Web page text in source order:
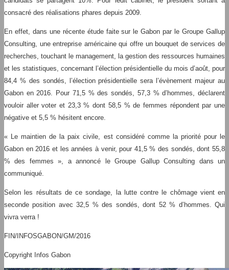
consacré des réalisations phares depuis 2009.
En effet, dans une récente étude faite sur le Gabon par le Groupe Gallup
Consulting, une entreprise américaine qui offre un bouquet de services de
recherches, touchant le management, la gestion des ressources humaines
et les statistiques, concernant l’élection présidentielle du mois d’août, pour
84,4 % des sondés, l’élection présidentielle sera l’évènement majeur au
Gabon en 2016. Pour 71,5 % des sondés, 57,3 % d’hommes, déclarent
vouloir aller voter et 23,3 % dont 58,5 % de femmes répondent par une
négative et 5,5 % hésitent encore.
« Le maintien de la paix civile, est considéré comme la priorité pour le
Gabon en 2016 et les années à venir, pour 41,5 % des sondés, dont 55,8
% des femmes », a annoncé le Groupe Gallup Consulting dans un
communiqué.
Selon les résultats de ce sondage, la lutte contre le chômage vient en
seconde position avec 32,5 % des sondés, dont 52 % d’hommes. Qui
vivra verra !
FIN/INFOSGABON/GM/2016
Copyright Infos Gabon